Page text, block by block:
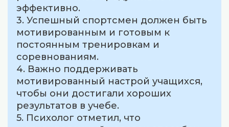
эффективно.
3. Успешный спортсмен должен быть
мотивированным и готовым к
постоянным тренировкам и
соревнованиям.
4. Важно поддерживать
мотивированный настрой учащихся,
чтобы они достигали хороших
результатов в учебе.
5. Психолог отметил, что